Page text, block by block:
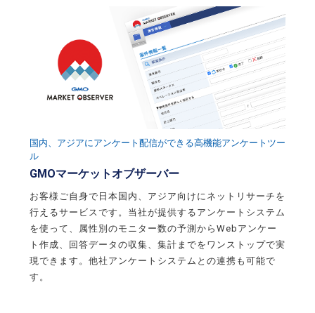
国内、アジアにアンケート配信ができる高機能アンケートツー
ル
GMOマーケットオブザーバー
お客様ご自身で日本国内、アジア向けにネットリサーチを
行えるサービスです。当社が提供するアンケートシステム
を使って、属性別のモニター数の予測からWebアンケー
ト作成、回答データの収集、集計までをワンストップで実
現できます。他社アンケートシステムとの連携も可能で
す。